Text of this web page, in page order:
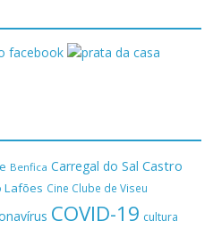
Benfica Carregal do Sal Castro
Lafões Cine Clube de Viseu
COVID-19 cultura